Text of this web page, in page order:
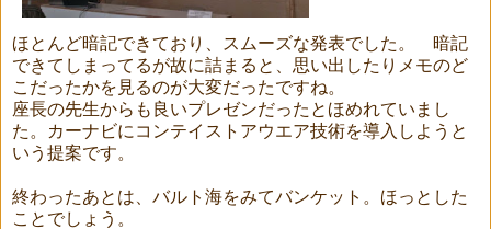
ほとんど暗記できており、スムーズな発表でした。 暗記
できてしまってるが故に詰まると、思い出したりメモのど
こだったかを見るのが大変だったですね。
座長の先生からも良いプレゼンだったとほめれていまし
た。カーナビにコンテイストアウエア技術を導入しようと
いう提案です。
終わったあとは、バルト海をみてバンケット。ほっとした
ことでしょう。